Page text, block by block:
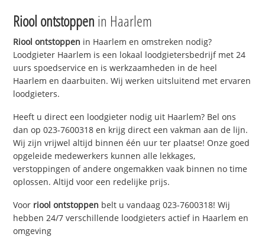
Riool ontstoppen in Haarlem
Riool ontstoppen in Haarlem en omstreken nodig?
Loodgieter Haarlem is een lokaal loodgietersbedrijf met 24
uurs spoedservice en is werkzaamheden in de heel
Haarlem en daarbuiten. Wij werken uitsluitend met ervaren
loodgieters.
Heeft u direct een loodgieter nodig uit Haarlem? Bel ons
dan op 023-7600318 en krijg direct een vakman aan de lijn.
Wij zijn vrijwel altijd binnen één uur ter plaatse! Onze goed
opgeleide medewerkers kunnen alle lekkages,
verstoppingen of andere ongemakken vaak binnen no time
oplossen. Altijd voor een redelijke prijs.
Voor riool ontstoppen belt u vandaag 023-7600318! Wij
hebben 24/7 verschillende loodgieters actief in Haarlem en
omgeving